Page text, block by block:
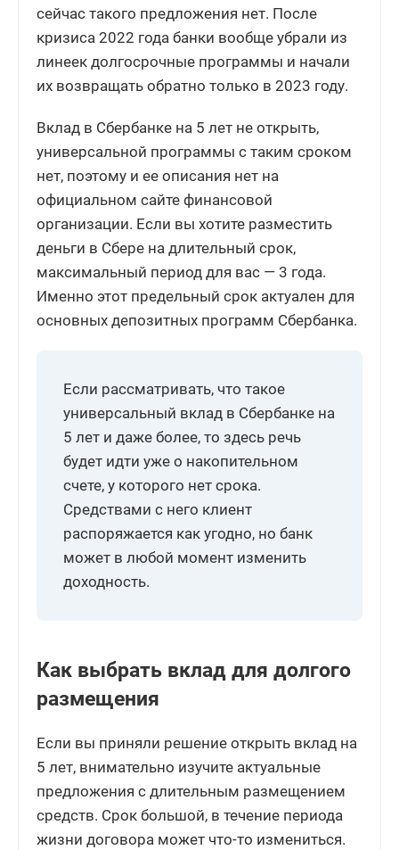
сейчас такого предложения нет. После
кризиса 2022 года банки вообще убрали из
линеек долгосрочные программы и начали
их возвращать обратно только в 2023 году.
Вклад в Сбербанке на 5 лет не открыть,
универсальной программы с таким сроком
нет, поэтому и ее описания нет на
официальном сайте финансовой
организации. Если вы хотите разместить
деньги в Сбере на длительный срок,
максимальный период для вас — 3 года.
Именно этот предельный срок актуален для
основных депозитных программ Сбербанка.
Если рассматривать, что такое
универсальный вклад в Сбербанке на
5 лет и даже более, то здесь речь
будет идти уже о накопительном
счете, у которого нет срока.
Средствами с него клиент
распоряжается как угодно, но банк
может в любой момент изменить
доходность.
Как выбрать вклад для долгого
размещения
Если вы приняли решение открыть вклад на
5 лет, внимательно изучите актуальные
предложения с длительным размещением
средств. Срок большой, в течение периода
жизни договора может что-то измениться.